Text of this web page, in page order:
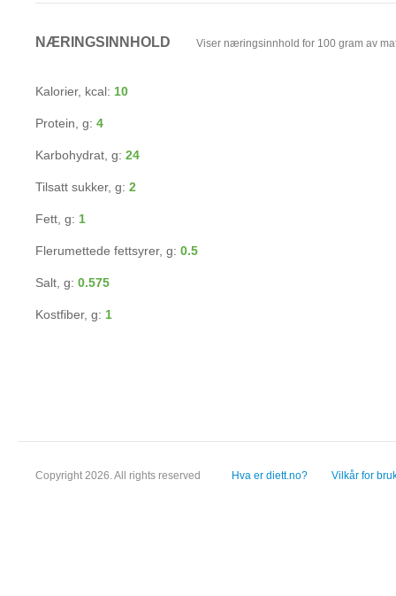
NÆRINGSINNHOLD Viser næringsinnhold for 100 gram av
Kalorier, kcal: 10
Protein, g: 4
Karbohydrat, g: 24
Tilsatt sukker, g: 2
Fett, g: 1
Flerumettede fettsyrer, g: 0.5
Salt, g: 0.575
Kostfiber, g: 1
Copyright 2026. All rights reserved Hva er diett.no? Vilkår for